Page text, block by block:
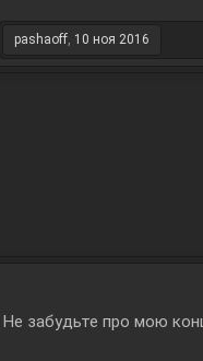
pashaoff, 10 ноя 2016
Не забудьте про мою